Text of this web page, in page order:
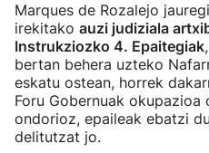
Marques de Rozalejo
irekitako auzi judiziala
Instrukziozko 4. Epaitegiak
bertan behera uzteko
eskatu ostean, horrek
Foru Gobernuak okupazioa
ondorioz, epaileak ebatzi
delitutzat jo.